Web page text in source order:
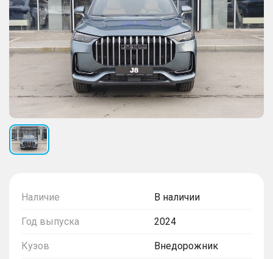
Наличие В наличии
Год выпуска 2024
Кузов Внедорожник